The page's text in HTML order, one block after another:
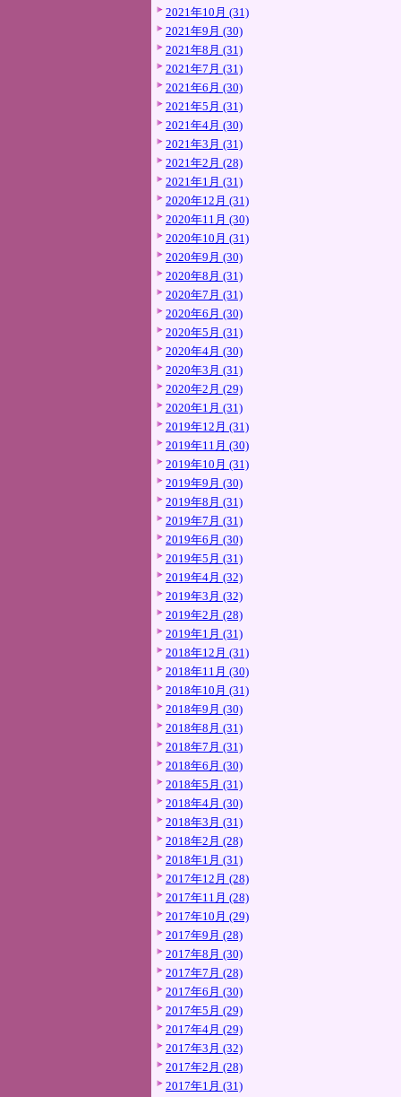
2021年10月 (31)
2021年9月 (30)
2021年8月 (31)
2021年7月 (31)
2021年6月 (30)
2021年5月 (31)
2021年4月 (30)
2021年3月 (31)
2021年2月 (28)
2021年1月 (31)
2020年12月 (31)
2020年11月 (30)
2020年10月 (31)
2020年9月 (30)
2020年8月 (31)
2020年7月 (31)
2020年6月 (30)
2020年5月 (31)
2020年4月 (30)
2020年3月 (31)
2020年2月 (29)
2020年1月 (31)
2019年12月 (31)
2019年11月 (30)
2019年10月 (31)
2019年9月 (30)
2019年8月 (31)
2019年7月 (31)
2019年6月 (30)
2019年5月 (31)
2019年4月 (32)
2019年3月 (32)
2019年2月 (28)
2019年1月 (31)
2018年12月 (31)
2018年11月 (30)
2018年10月 (31)
2018年9月 (30)
2018年8月 (31)
2018年7月 (31)
2018年6月 (30)
2018年5月 (31)
2018年4月 (30)
2018年3月 (31)
2018年2月 (28)
2018年1月 (31)
2017年12月 (28)
2017年11月 (28)
2017年10月 (29)
2017年9月 (28)
2017年8月 (30)
2017年7月 (28)
2017年6月 (30)
2017年5月 (29)
2017年4月 (29)
2017年3月 (32)
2017年2月 (28)
2017年1月 (31)